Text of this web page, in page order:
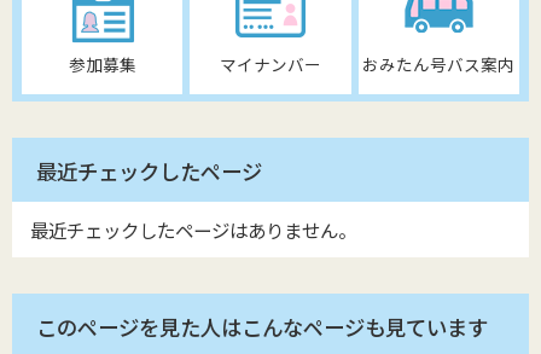
参加募集 マイナンバー おみたん号バス案内
最近チェックしたページ
最近チェックしたページはありません。
このページを見た人はこんなページも見ています